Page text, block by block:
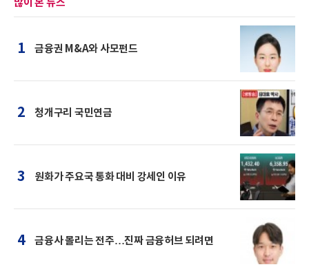
많이 본 뉴스
1 금융권 M&A와 사모펀드
2 청개구리 국민연금
3 원화가 주요국 통화 대비 강세인 이유
4 금융사 몰리는 전주…진짜 금융허브 되려면